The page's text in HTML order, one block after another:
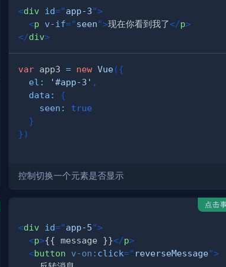
<div id="app-3">
<p v-if="seen">现在你看到我了</p>
</div>
var app3 = new Vue({
el : '#app-3' ,
data :
{
seen :
true
}
})
控制切换一个元素是否显示
点击
<div id="app-5">
<p>{{ message }}</p>
<button v-on: click=" reverseMessage">